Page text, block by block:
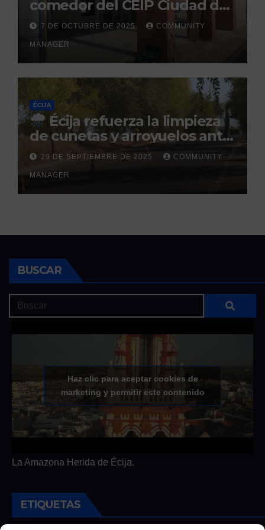
comedor del CEIP Ciudad del
Sol: su finalización está
prevista para finales de 2025
7 DE OCTUBRE DE 2025 COMMUNITY
MANAGER
ÉCIJA
Écija refuerza la limpieza
de cunetas y arroyuelos ante
la llegada de las lluvias
otoñales
29 DE SEPTIEMBRE DE 2025 COMMUNITY
MANAGER
BUSCAR
Haz clic para aceptar cookies de
marketing y permitir este contenido
La Amazona Herida de Écija.
ETIQUETAS